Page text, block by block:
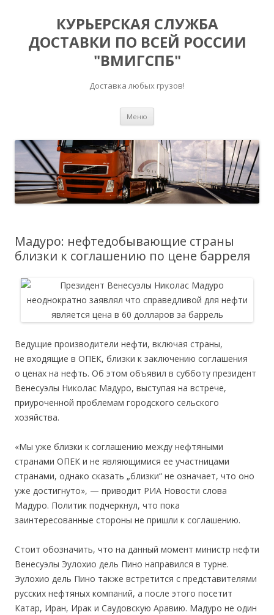
КУРЬЕРСКАЯ СЛУЖБА
ДОСТАВКИ ПО ВСЕЙ РОССИИ
"ВМИГСПБ"
Доставка любых грузов!
Меню
Мадуро: нефтедобывающие страны
близки к соглашению по цене барреля
Ведущие производители нефти, включая страны,
не входящие в ОПЕК, близки к заключению соглашения
о ценах на нефть. Об этом объявил в субботу президент
Венесуэлы Николас Мадуро, выступая на встрече,
приуроченной проблемам городского сельского
хозяйства.
«Мы уже близки к соглашению между нефтяными
странами ОПЕК и не являющимися ее участницами
странами, однако сказать „близки“ не означает, что оно
уже достигнуто», — приводит РИА Новости слова
Мадуро. Политик подчеркнул, что пока
заинтересованные стороны не пришли к соглашению.
Стоит обозначить, что на данный момент министр нефти
Венесуэлы Эулохио дель Пино направился в турне.
Эулохио дель Пино также встретится с представителями
русских нефтяных компаний, а после этого посетит
Катар, Иран, Ирак и Саудовскую Аравию. Мадуро не один